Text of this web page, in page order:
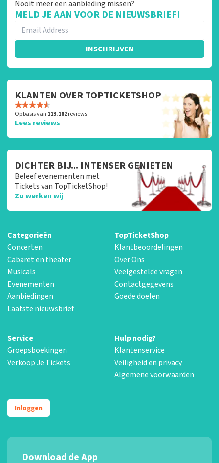
Nooit meer een aanbieding missen?
MELD JE AAN VOOR DE NIEUWSBRIEF!
INSCHRIJVEN
KLANTEN OVER TOPTICKETSHOP
Op basis van 113.182reviews
Lees reviews
DICHTER BIJ... INTENSER GENIETEN
Beleef evenementen met
Tickets van TopTicketShop!
Zo werken wij
Categorieën
Concerten
Cabaret en theater
Musicals
Evenementen
Aanbiedingen
Laatste nieuwsbrief
TopTicketShop
Klantbeoordelingen
Over Ons
Veelgestelde vragen
Contactgegevens
Goede doelen
Service
Groepsboekingen
Verkoop Je Tickets
Hulp nodig?
Klantenservice
Veiligheid en privacy
Algemene voorwaarden
Inloggen
Download de App